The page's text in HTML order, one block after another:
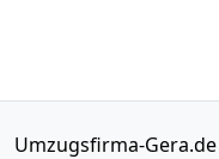
Umzugsfirma-Gera.de